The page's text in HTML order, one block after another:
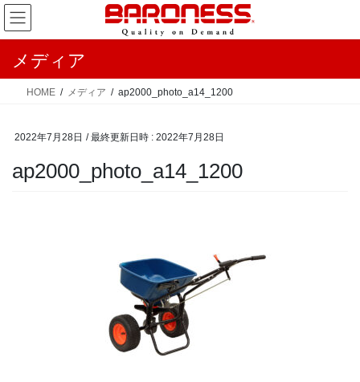
コ
ン
ナ
ビ
メディア
HOME メディア ap2000_photo_a14_1200
2022年7月28日 / 最終更新日時 : 2022年7月28日
ap2000_photo_a14_1200